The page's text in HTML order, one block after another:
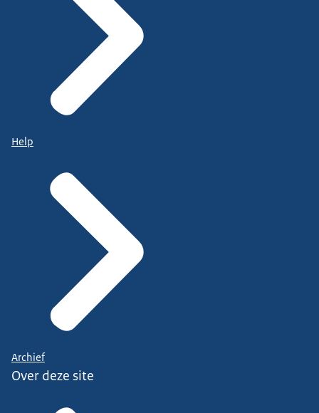
Help
Archief
Over deze site